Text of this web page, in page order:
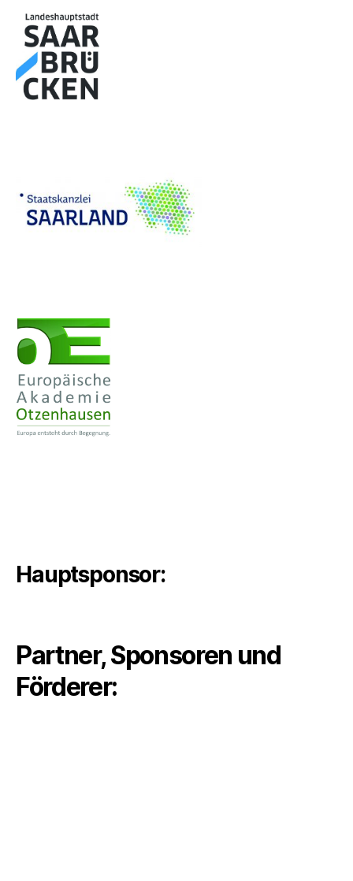
Hauptsponsor:
Partner, Sponsoren und
Förderer: